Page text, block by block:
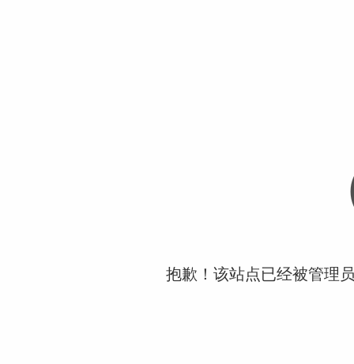
抱歉！该站点已经被管理